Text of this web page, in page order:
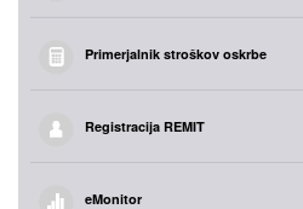
Primerjalnik stroškov oskrbe
Registracija REMIT
eMonitor